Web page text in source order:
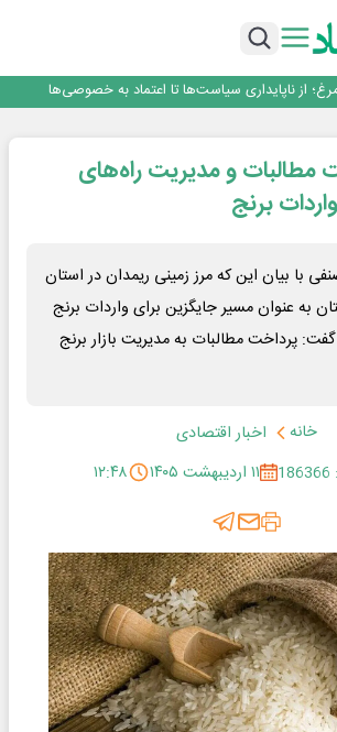
تولید و بازار سرمایه
ایران شکسته می‌شود؟
حقوق مردم خط قرمز ندارم
تولید و بازار سرمایهو مدیریت راه‌های
برنج
با بیان این که مرز زمینی ریمدان در استان
به عنوان مسیر جایگزین برای واردات برنج
پرداخت مطالبات به مدیریت بازار برنج
خانه
اخبار اقتصادی
۱۱ اردیبهشت ۱۴۰۵ ۱۲:۴۸